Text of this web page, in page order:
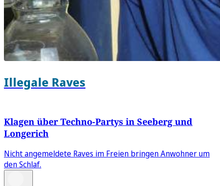
Illegale Raves
Klagen über Techno-Partys in Seeberg und
Longerich
Nicht angemeldete Raves im Freien bringen Anwohner um
den Schlaf.